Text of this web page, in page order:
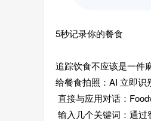
5秒记录你的餐食
追踪饮食不应该是一件
给餐食拍照：AI 立即识
直接与应用对话：
输入几个关键词：通